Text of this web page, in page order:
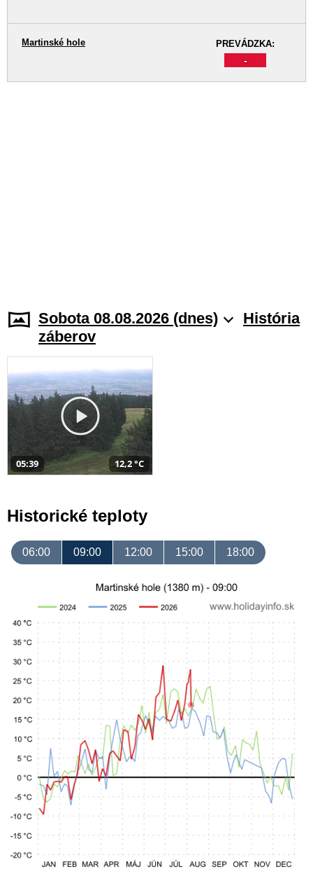
PREVÁDZKA:
-
Martinské hole
Sobota 08.08.2026 (dnes)
História
záberov
05:39 12,2 °C
Historické teploty
06:00 09:00 12:00 15:00 18:00